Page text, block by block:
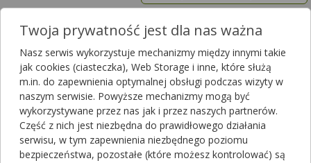
Kultury bakterii
Lista produktów, zawierających Kultury bakterii
Filtrowanie
Filtrowanie
Wyniki wyszukiwania(121)
Wyczyść filtry
Twoja prywatność jest dla nas ważna
Nasz serwis wykorzystuje mechanizmy między innymi takie
jak cookies (ciasteczka), Web Storage i inne, które służą
m.in. do zapewnienia optymalnej obsługi podczas wizyty w
naszym serwisie. Powyższe mechanizmy mogą być
wykorzystywane przez nas jak i przez naszych partnerów.
Część z nich jest niezbędna do prawidłowego działania
serwisu, w tym zapewnienia niezbędnego poziomu
bezpieczeństwa, pozostałe (które możesz kontrolować) są